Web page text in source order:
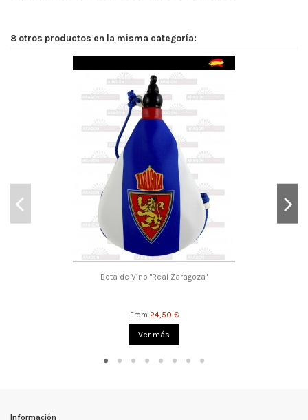
8 otros productos en la misma categoría:
Bota de Vino "Real Zaragoza"
From 24,50 €
Ver más
Información